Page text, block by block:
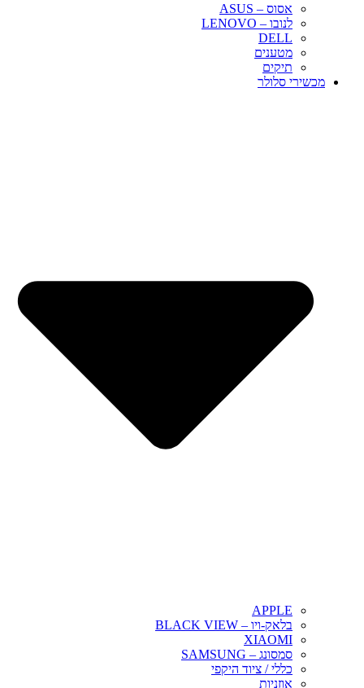
אסוס – ASUS
לנובו – LENOVO
DELL
מטענים
תיקים
מכשירי סלולר
APPLE
בלאק-ויו – BLACK VIEW
XIAOMI
סמסונג – SAMSUNG
כללי / ציוד היקפי
אוזניות